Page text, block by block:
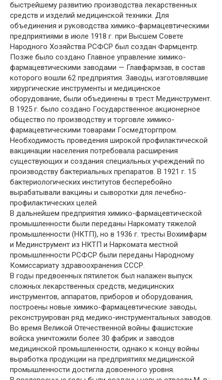
быстрейшему развитию производства лекарственных
средств и изделий медицинской техники. Для
объединения и руководства химико-фармацевтическими
предприятиями в июле 1918 г. при Высшем Совете
Народного Хозяйства РСФСР был создан Фармцентр.
Позже было создано Главное управление химико-
фармацевтическими заводами — Главфармзав, в состав
которого вошли 62 предприятия. Заводы, изготовлявшие
хирургические инструменты и медицинское
оборудование, были объединены в трест Мединструмент.
В 1925 г. было создано Государственное акционерное
общество по производству и торговле химико-
фармацевтическими товарами Госмедторгпром.
Необходимость проведения широкой профилактической
вакцинации населения потребовала расширения
существующих и создания специальных учреждений по
производству бактериальных препаратов. В 1921 г. 15
бактериологических институтов бесперебойно
вырабатывали вакцины и сыворотки для лечебно-
профилактических целей.
В дальнейшем предприятия химико-фармацевтической
промышленности были переданы Наркомату тяжелой
промышленности (НКТП), но в 1936 г. тресты Вохимфарм
и Мединструмент из НКТП и Наркомата местной
промышленности РСФСР были переданы Народному
Комиссариату здравоохранения СССР.
В годы предвоенных пятилеток был налажен выпуск
сложных лекарственных средств, медицинских
инструментов, аппаратов, приборов и оборудования,
построены новые химико-фармацевтические заводы,
реконструирован ряд медико-инструментальных заводов.
Во время Великой Отечественной войны фашистские
войска уничтожили более 30 фабрик и заводов
медицинской промышленности, однако к концу войны
выработка продукции на предприятиях медицинской
промышленности достигла довоенного уровня.